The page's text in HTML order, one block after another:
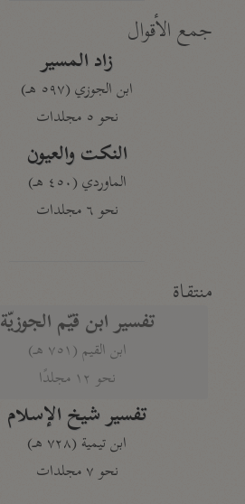
جمع الأقوال
زاد المسير
ابن الجوزي (٥٩٧ هـ)
نحو ٥ مجلدات
النكت والعيون
الماوردي (٤٥٠ هـ)
نحو ٦ مجلدات
منتقاة
تفسير ابن قيّم الجوزيّة
ابن القيم (٧٥١ هـ)
نحو ١٢ مجلدًا
تفسير شيخ الإسلام
ابن تيمية (٧٢٨ هـ)
نحو ٧ مجلدات